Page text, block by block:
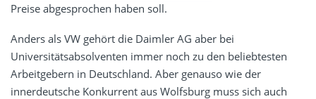
Preise abgesprochen haben soll.
Anders als VW gehört die Daimler AG aber bei
Universitätsabsolventen immer noch zu den beliebtesten
Arbeitgebern in Deutschland. Aber genauso wie der
innerdeutsche Konkurrent aus Wolfsburg muss sich auch